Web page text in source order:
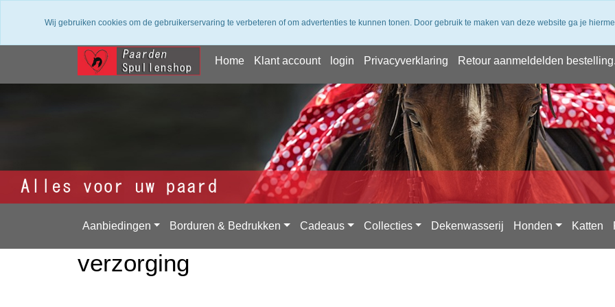
Home Klant account login Privacyverklaring Retour aanmeldelden bestelling.
Aanbiedingen Borduren & Bedrukken Cadeaus Collecties Dekenwasserij Honden Katten
verzorging
Wij gebruiken cookies om de gebruikerservaring te verbeteren of om advertenties te kunnen tonen. Door gebruik te maken van deze website ga je